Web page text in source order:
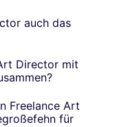
auch das
Director mit
Freelance Art
für